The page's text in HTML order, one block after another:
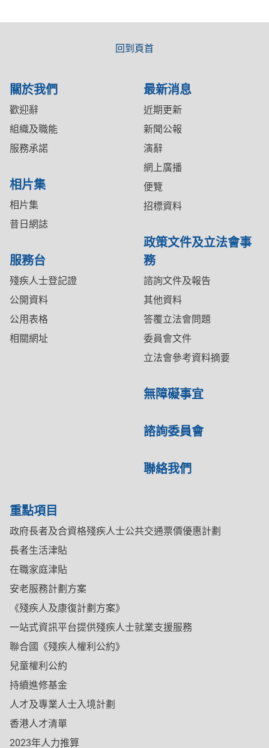
回到頁首
關於我們
歡迎辭
組織及職能
服務承諾
相片集
相片集
昔日網誌
服務台
殘疾人士登記證
公開資料
公用表格
相關網址
最新消息
近期更新
新聞公報
演辭
網上廣播
便覽
招標資料
政策文件及立法會事
務
諮詢文件及報告
其他資料
答覆立法會問題
委員會文件
立法會參考資料摘要
無障礙事宜
諮詢委員會
聯絡我們
重點項目
政府長者及合資格殘疾人士公共交通票價優惠計劃
長者生活津貼
在職家庭津貼
安老服務計劃方案
《殘疾人及康復計劃方案》
一站式資訊平台提供殘疾人士就業支援服務
聯合國《殘疾人權利公約》
兒童權利公約
持續進修基金
人才及專業人士入境計劃
香港人才清單
2023年人力推算